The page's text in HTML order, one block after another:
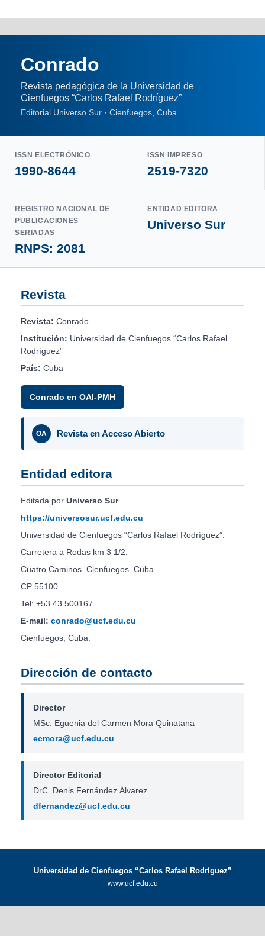
Conrado
Revista pedagógica de la Universidad de
Cienfuegos “Carlos Rafael Rodríguez”
Editorial Universo Sur · Cienfuegos, Cuba
ISSN ELECTRÓNICO
1990-8644
ISSN IMPRESO
2519-7320
REGISTRO NACIONAL DE
PUBLICACIONES
SERIADAS
RNPS: 2081
ENTIDAD EDITORA
Universo Sur
Revista
Revista: Conrado
Institución: Universidad de Cienfuegos “Carlos Rafael
Rodríguez”
País: Cuba
Conrado en OAI-PMH
OA Revista en Acceso Abierto
Entidad editora
Editada por Universo Sur.
https://universosur.ucf.edu.cu
Universidad de Cienfuegos “Carlos Rafael Rodríguez”.
Carretera a Rodas km 3 1/2.
Cuatro Caminos. Cienfuegos. Cuba.
CP 55100
Tel: +53 43 500167
E-mail: conrado@ucf.edu.cu
Cienfuegos, Cuba.
Dirección de contacto
Director
MSc. Eguenia del Carmen Mora Quinatana
ecmora@ucf.edu.cu
Director Editorial
DrC. Denis Fernández Álvarez
dfernandez@ucf.edu.cu
Universidad de Cienfuegos “Carlos Rafael Rodríguez”
www.ucf.edu.cu